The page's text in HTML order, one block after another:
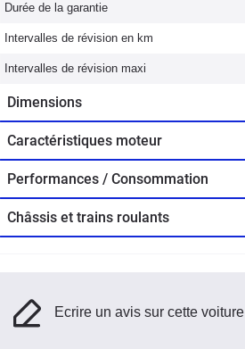
Durée de la garantie
Intervalles de révision en km
Intervalles de révision maxi
Dimensions
Caractéristiques moteur
Performances / Consommation
Châssis et trains roulants
Ecrire un avis sur cette voiture